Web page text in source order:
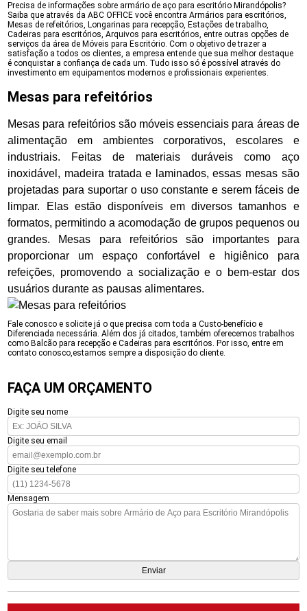
Precisa de informações sobre armário de aço para escritório Mirandópolis?
Saiba que através da ABC OFFICE você encontra Armários para escritórios,
Mesas de refeitórios, Longarinas para recepção, Estações de trabalho,
Cadeiras para escritórios, Arquivos para escritórios, entre outras opções de
serviços da área de Móveis para Escritório. Com o objetivo de trazer a
satisfação a todos os clientes, a empresa entende que sua melhor destaque
é conquistar a confiança de cada um. Tudo isso só é possível através do
investimento em equipamentos modernos e profissionais experientes.
Mesas para refeitórios
Mesas para refeitórios são móveis essenciais para áreas de
alimentação em ambientes corporativos, escolares e
industriais. Feitas de materiais duráveis como aço
inoxidável, madeira tratada e laminados, essas mesas são
projetadas para suportar o uso constante e serem fáceis de
limpar. Elas estão disponíveis em diversos tamanhos e
formatos, permitindo a acomodação de grupos pequenos ou
grandes. Mesas para refeitórios são importantes para
proporcionar um espaço confortável e higiênico para
refeições, promovendo a socialização e o bem-estar dos
usuários durante as pausas alimentares.
Fale conosco e solicite já o que precisa com toda a Custo-benefício e
Diferenciada necessária. Além dos já citados, também oferecemos trabalhos
como Balcão para recepção e Cadeiras para escritórios. Por isso, entre em
contato conosco,estamos sempre a disposição do cliente.
FAÇA UM ORÇAMENTO
Digite seu nome
Digite seu email
Digite seu telefone
Mensagem